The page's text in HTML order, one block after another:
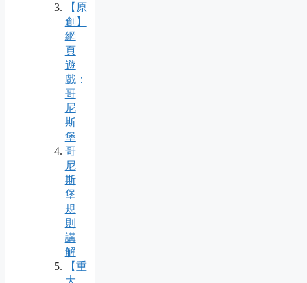
【原
創】
網
頁
遊
戲：
哥
尼
斯
堡
哥
尼
斯
堡
規
則
講
解
【重
大